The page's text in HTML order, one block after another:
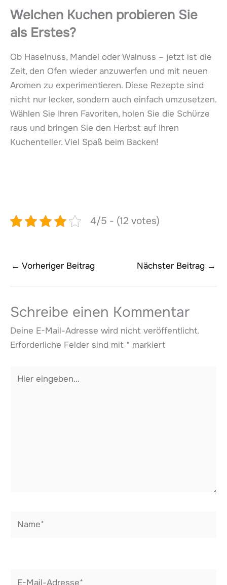
Welchen Kuchen probieren Sie
als Erstes?
Ob Haselnuss, Mandel oder Walnuss – jetzt ist die
Zeit, den Ofen wieder anzuwerfen und mit neuen
Aromen zu experimentieren. Diese Rezepte sind
nicht nur lecker, sondern auch einfach umzusetzen.
Wählen Sie Ihren Favoriten, holen Sie die Schürze
raus und bringen Sie den Herbst auf Ihren
Kuchenteller. Viel Spaß beim Backen!
4/5 - (12 votes)
← Vorheriger Beitrag Nächster Beitrag →
Schreibe einen Kommentar
Deine E-Mail-Adresse wird nicht veröffentlicht.
Erforderliche Felder sind mit * markiert
eingeben…